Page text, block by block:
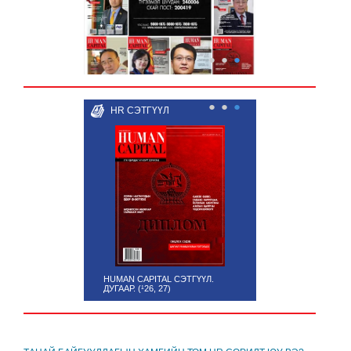
● ● ●
HR СЭТГҮҮЛ
HUMAN CAPITAL СЭТГҮҮЛ.
ДУГААР. (¹26, 27)
● ● ●